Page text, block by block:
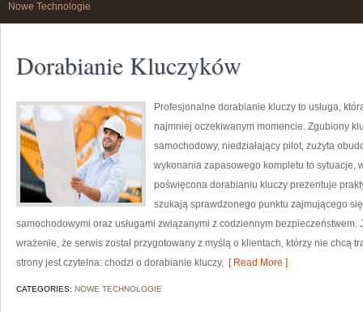
Nowe Technologie
Dorabianie Kluczyków
Profesjonalne dorabianie kluczy to usługa,
najmniej oczekiwanym momencie. Zgubiony
samochodowy, niedziałający pilot, zużyta
wykonania zapasowego kompletu to sytuacje,
poświęcona dorabianiu kluczy prezentuje
szukają sprawdzonego punktu zajmującego
samochodowymi oraz usługami związanymi z codziennym
wrażenie, że serwis został przygotowany z myślą o klientach, którzy nie chcą
strony jest czytelna: chodzi o dorabianie kluczy, [ Read More ]
CATEGORIES: NOWE TECHNOLOGIE